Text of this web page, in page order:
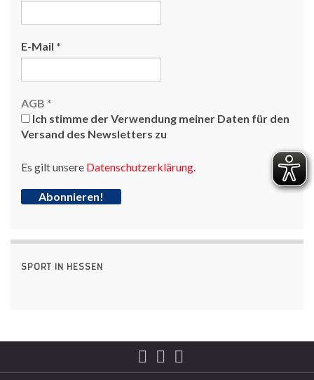
E-Mail *
AGB *
Ich stimme der Verwendung meiner Daten für den
Versand des Newsletters zu
Es gilt unsere Datenschutzerklärung.
SPORT IN HESSEN